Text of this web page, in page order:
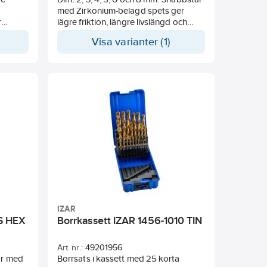
med Zirkonium-belagd spets ger
lägre friktion, längre livslängd och
Spetsvinkel 118°. Med korsspets för
gjutjärn och aluminium-magnesium.
Visa varianter (1)
HEX
med
IZAR
Borrkassett IZAR 1456-1010 TIN
Art. nr.: 49201956
Borrsats i kassett med 25 korta